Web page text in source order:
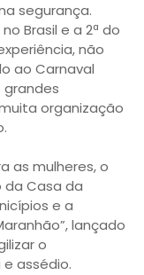
segurança.
Brasil e a 2ª do
não
ao Carnaval
grandes
organização
as mulheres, o
da Casa da
e a
lançado
o
assédio.